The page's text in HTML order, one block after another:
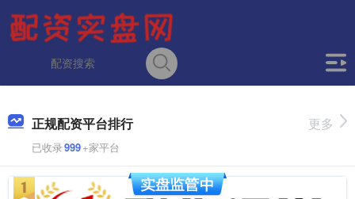
正规配资平台排行
已收录999+家平台
更多